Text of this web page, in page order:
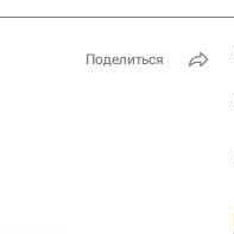
Поделиться